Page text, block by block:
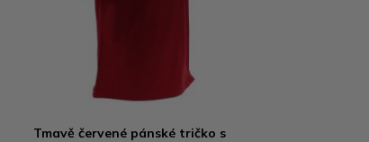
Tmavě červené pánské tričko s